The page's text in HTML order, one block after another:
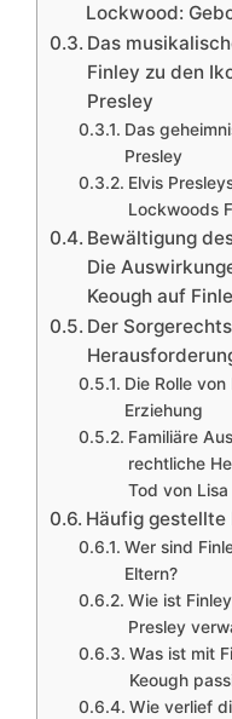
Lockwood:
Das
Finley zu den
Presley
Das
Presley
Elvis
Lockwoods
Bewältigung
Die
Keough auf
Der
Die Rolle
Erziehung
Familiäre
rechtliche
Tod von
Häufig gestellte
Wer sind
Eltern?
Wie ist
Presley
Was ist mit
Keough
Wie verlief